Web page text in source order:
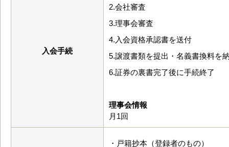
入会手続
2.会社審査
3.理事会審査
4.入会資格承認書を送付
5.譲渡書類を提出・名義書換料を
6.証券の裏書完了後に手続終了
理事会情報
月1回
・戸籍抄本（登録者のもの）